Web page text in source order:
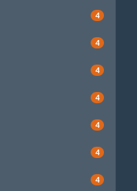
4
4
4
4
4
4
4